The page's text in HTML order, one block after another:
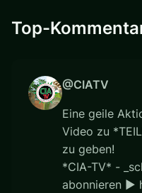
Top-
@CIATV
Eine geile
Video zu
zu geben!
*CIA-TV* -
abonnieren ►